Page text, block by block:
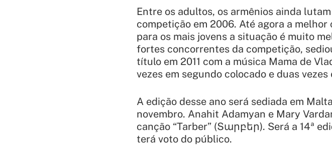
Entre os adultos, os armênios ainda
competição em 2006. Até agora a melhor
para os mais jovens a situação é muito
fortes concorrentes da competição,
título em 2011 com a música Mama de
vezes em segundo colocado e duas
A edição desse ano será sediada em
novembro. Anahit Adamyan e Mary
canção “Tarber” (Տարբեր). Será a 14ª
terá voto do público.